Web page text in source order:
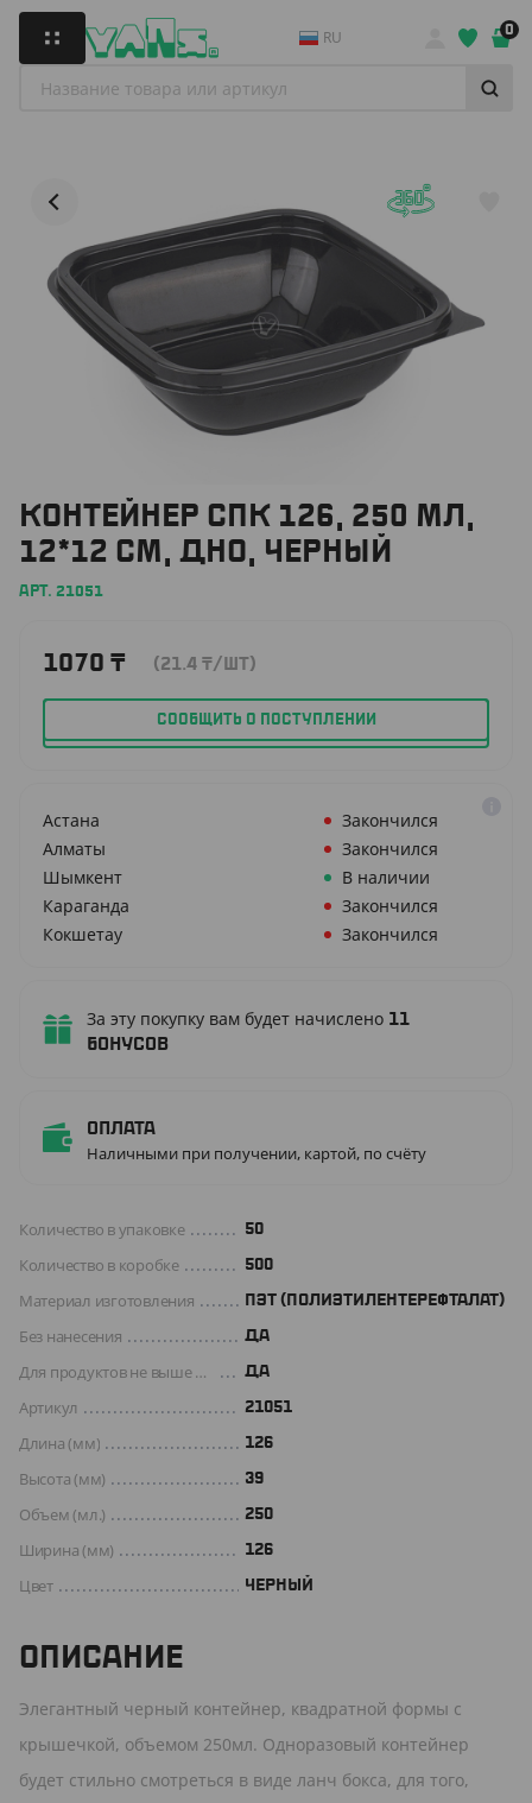
RU 0
КОНТЕЙНЕР СПК 126, 250 МЛ,
12*12 СМ, ДНО, ЧЕРНЫЙ
АРТ. 21051
1070 ₸ (21.4 ₸/ШТ)
СООБЩИТЬ О ПОСТУПЛЕНИИ
Астана
Закончился
Алматы
Закончился
Шымкент
В наличии
Караганда
Закончился
Кокшетау
Закончился
За эту покупку вам будет начислено 11
бонусов
Оплата
Наличными при получении, картой, по счёту
Количество в упаковке 50
Количество в коробке 500
Материал изготовления ПЭТ (ПОЛИЭТИЛЕНТЕРЕФТАЛАТ)
Без нанесения ДА
Для продуктов не выше +70 C° Да
Артикул 21051
Длина (мм) 126
Высота (мм) 39
Объем (мл.) 250
Ширина (мм) 126
Цвет ЧЕРНЫЙ
ОПИСАНИЕ
Элегантный черный контейнер, квадратной формы с
крышечкой, объемом 250мл. Одноразовый контейнер
будет стильно смотреться в виде ланч бокса, для того,